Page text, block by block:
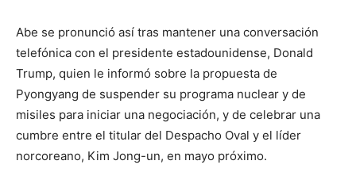
Abe se pronunció así tras mantener una conversación
telefónica con el presidente estadounidense, Donald
Trump, quien le informó sobre la propuesta de
Pyongyang de suspender su programa nuclear y de
misiles para iniciar una negociación, y de celebrar una
cumbre entre el titular del Despacho Oval y el líder
norcoreano, Kim Jong-un, en mayo próximo.